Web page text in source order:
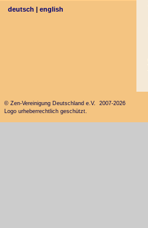
deutsch |english
© Zen-Vereinigung Deutschland e.V. 2007-2026
Logo urheberrechtlich geschützt.